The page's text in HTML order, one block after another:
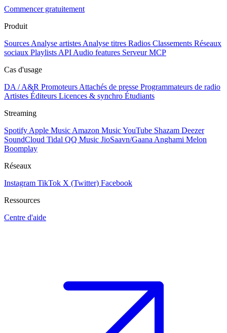
Commencer gratuitement
Produit
Sources Analyse artistes Analyse titres Radios Classements Réseaux
sociaux Playlists API Audio features Serveur MCP
Cas d'usage
DA / A&R Promoteurs Attachés de presse Programmateurs de radio
Artistes Éditeurs Licences & synchro Étudiants
Streaming
Spotify Apple Music Amazon MusicYouTube Shazam Deezer
SoundCloud Tidal QQ Music JioSaavn/Gaana Anghami Melon
Boomplay
Réseaux
Instagram TikTok X (Twitter) Facebook
Ressources
Centre d'aide